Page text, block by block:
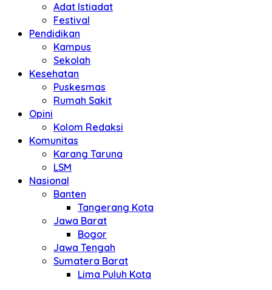
Adat Istiadat
Festival
Pendidikan
Kampus
Sekolah
Kesehatan
Puskesmas
Rumah Sakit
Opini
Kolom Redaksi
Komunitas
Karang Taruna
LSM
Nasional
Banten
Tangerang Kota
Jawa Barat
Bogor
Jawa Tengah
Sumatera Barat
Lima Puluh Kota